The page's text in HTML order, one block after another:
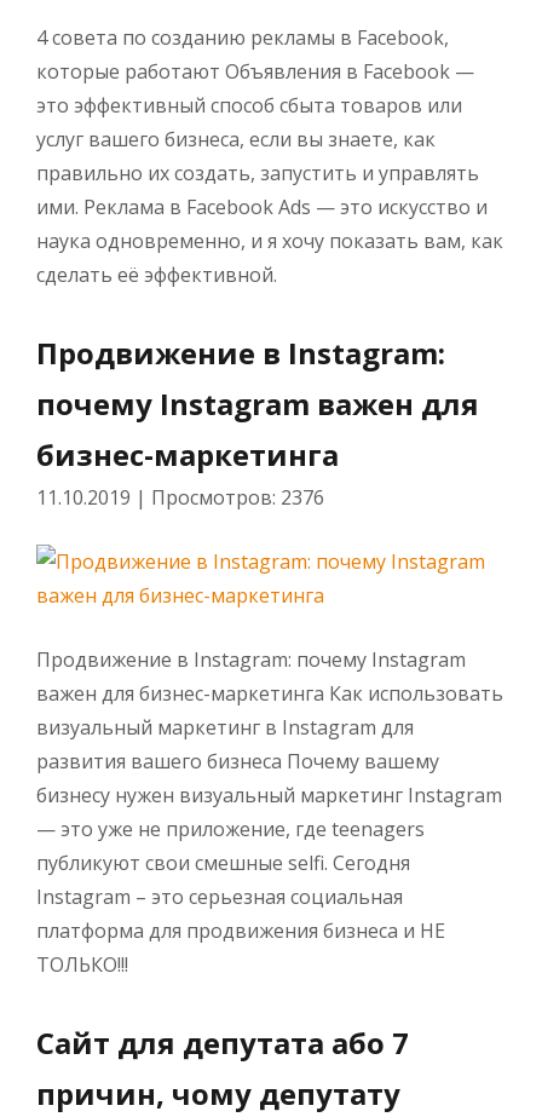
4 совета по созданию рекламы в Facebook,
которые работают Объявления в Facebook —
это эффективный способ сбыта товаров или
услуг вашего бизнеса, если вы знаете, как
правильно их создать, запустить и управлять
ими. Реклама в Facebook Ads — это искусство и
наука одновременно, и я хочу показать вам, как
сделать её эффективной.
Продвижение в Instagram:
почему Instagram важен для
бизнес-маркетинга
11.10.2019 | Просмотров: 2376
Продвижение в Instagram: почему Instagram
важен для бизнес-маркетинга Как использовать
визуальный маркетинг в Instagram для
развития вашего бизнеса Почему вашему
бизнесу нужен визуальный маркетинг Instagram
— это уже не приложение, где teenagers
публикуют свои смешные selfi. Сегодня
Instagram – это серьезная социальная
платформа для продвижения бизнеса и НЕ
ТОЛЬКО!!!
Сайт для депутата або 7
причин, чому депутату